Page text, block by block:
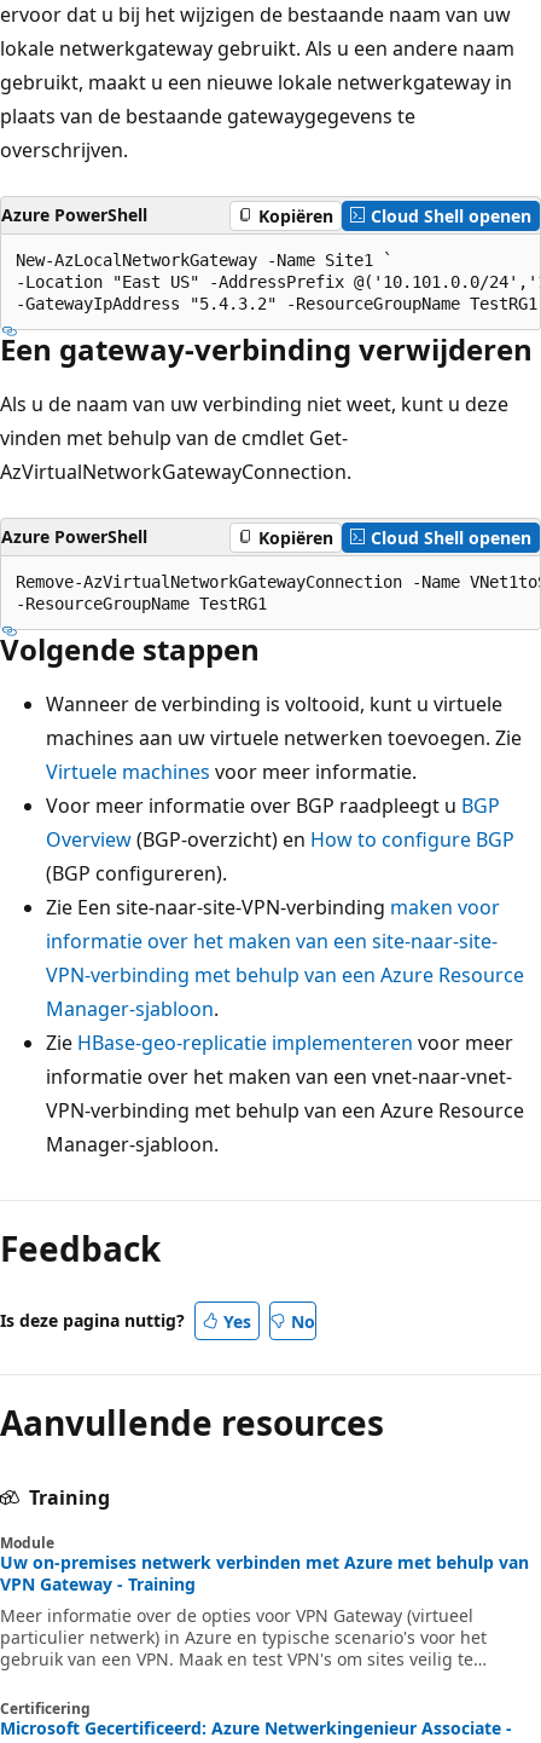
ervoor dat u bij het wijzigen de bestaande naam van uw
lokale netwerkgateway gebruikt. Als u een andere naam
gebruikt, maakt u een nieuwe lokale netwerkgateway in
plaats van de bestaande gatewaygegevens te
overschrijven.
Azure PowerShell Kopiëren Cloud Shell openen
New-AzLocalNetworkGateway -Name Site1 `
-Location "East US" -AddressPrefix @('10.101.0.0/
Een gateway-verbinding verwijderen
Als u de naam van uw verbinding niet weet, kunt u deze
vinden met behulp van de cmdlet Get-
AzVirtualNetworkGatewayConnection.
Azure PowerShell Kopiëren Cloud Shell openen
Remove-AzVirtualNetworkGatewayConnection -Name
Volgende stappen
Wanneer de verbinding is voltooid, kunt u virtuele
machines aan uw virtuele netwerken toevoegen. Zie
Virtuele machines voor meer informatie.
Voor meer informatie over BGP raadpleegt u BGP
Overview(BGP-overzicht) en How to configure BGP
(BGP configureren).
Zie Een site-naar-site-VPN-verbinding maken voor
informatie over het maken van een site-naar-site-
VPN-verbinding met behulp van een Azure Resource
Manager-sjabloon.
Zie HBase-geo-replicatie implementeren voor meer
informatie over het maken van een vnet-naar-vnet-
VPN-verbinding met behulp van een Azure Resource
Manager-sjabloon.
Feedback
Is deze pagina nuttig? Yes No
Aanvullende resources
Training
Module
Uw on-premises netwerk verbinden met Azure met behulp van
VPN Gateway - Training
Meer informatie over de opties voor VPN Gateway (virtueel
particulier netwerk) in Azure en typische scenario's voor het
gebruik van een VPN. Maak en test VPN's om sites veilig te
Certificering
Microsoft Gecertificeerd: Azure Netwerkingenieur Associate -